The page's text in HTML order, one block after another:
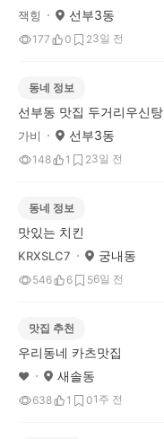
잭힝 선부3동
177 0 23일 전
동네 정보
선부동 맛집 두거리우신탕
가비 선부3동
148 1 23일 전
동네 정보
맛있는 치킨
KRXSLC7 궁내동
546 6 56일 전
맛집 추천
우리동네 카츠맛집
♥️ 새솔동
638 1 01주 전